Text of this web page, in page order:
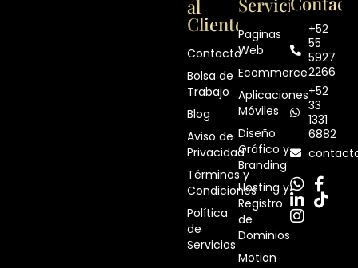
al
Cliente
Contacto
Bolsa de
Trabajo
Blog
Aviso de
Privacidad
Términos y
Condiciones
Política
de
Servicios
Paginas
Web
Ecommerce
Aplicaciones
Móviles
Diseño
Gráfico y
Branding
Hosting y
Registro
de
Dominios
Motion
+52
55
5927
2266
+52
33
1331
6882